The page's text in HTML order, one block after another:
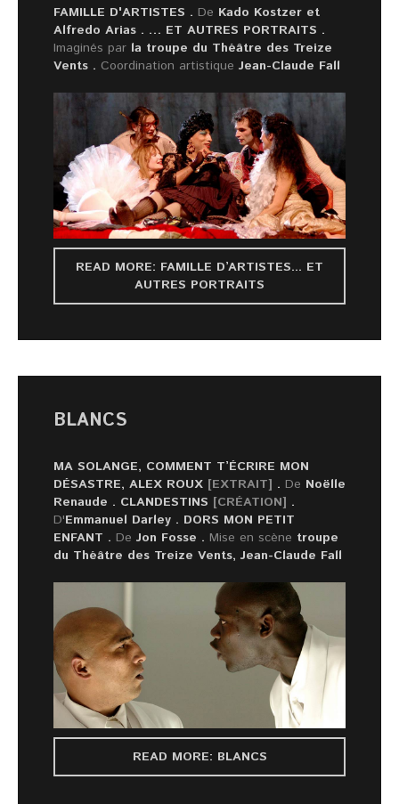
FAMILLE D'ARTISTES . De Kado Kostzer et
Alfredo Arias . … ET AUTRES PORTRAITS .
Imaginés par la troupe du Théâtre des Treize
Vents . Coordination artistique Jean-Claude Fall
READ MORE: FAMILLE D’ARTISTES... ET
AUTRES PORTRAITS
BLANCS
MA SOLANGE, COMMENT T’ÉCRIRE MON
DÉSASTRE, ALEX ROUX [EXTRAIT] . De Noëlle
Renaude . CLANDESTINS [CRÉATION] .
D'Emmanuel Darley . DORS MON PETIT
ENFANT . De Jon Fosse . Mise en scène troupe
du Théâtre des Treize Vents, Jean-Claude Fall
READ MORE: BLANCS